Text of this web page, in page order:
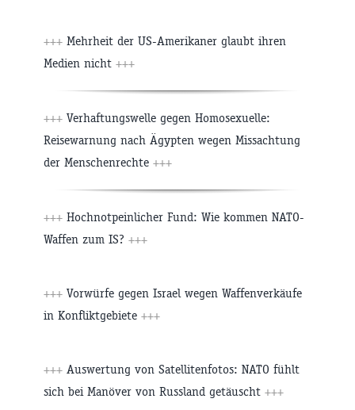
+++ Mehrheit der US-Amerikaner glaubt ihren
Medien nicht +++
+++ Verhaftungswelle gegen Homosexuelle:
Reisewarnung nach Ägypten wegen Missachtung
der Menschenrechte +++
+++ Hochnotpeinlicher Fund: Wie kommen NATO-
Waffen zum IS? +++
+++ Vorwürfe gegen Israel wegen Waffenverkäufe
in Konfliktgebiete +++
+++ Auswertung von Satellitenfotos: NATO fühlt
sich bei Manöver von Russland getäuscht +++